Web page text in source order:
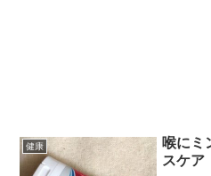
健康
喉にミ
スケア